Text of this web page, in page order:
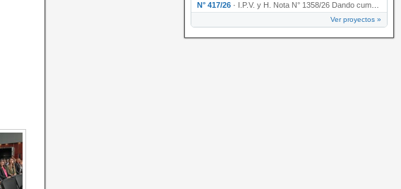
N° 417/26 · I.P.V. y H. Nota N° 1358/26 Dando cumplimiento al artículo 29 de la Ley provincial N° 1399…
Ver proyectos »